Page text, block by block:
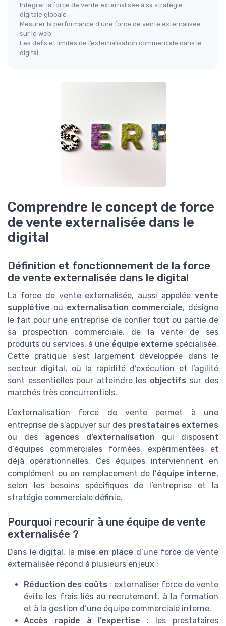
Intégrer la force de vente externalisée à sa stratégie
digitale globale
Mesurer la performance d’une force de vente externalisée
sur le web
Les défis et limites de l’externalisation commerciale dans le
digital
Comprendre le concept de force
de vente externalisée dans le
digital
Définition et fonctionnement de la force
de vente externalisée dans le digital
La force de vente externalisée, aussi appelée vente
supplétive ou externalisation commerciale, désigne
le fait pour une entreprise de confier tout ou partie de
sa prospection commerciale, de la vente de ses
produits ou services, à une équipe externe spécialisée.
Cette pratique s’est largement développée dans le
secteur digital, où la rapidité d’exécution et l’agilité
sont essentielles pour atteindre les objectifs sur des
marchés très concurrentiels.
L’externalisation force de vente permet à une
entreprise de s’appuyer sur des prestataires externes
ou des agences d’externalisation qui disposent
d’équipes commerciales formées, expérimentées et
déjà opérationnelles. Ces équipes interviennent en
complément ou en remplacement de l’équipe interne,
selon les besoins spécifiques de l’entreprise et la
stratégie commerciale définie.
Pourquoi recourir à une équipe de vente
externalisée ?
Dans le digital, la mise en place d’une force de vente
externalisée répond à plusieurs enjeux :
Réduction des coûts : externaliser force de vente
évite les frais liés au recrutement, à la formation
et à la gestion d’une équipe commerciale interne.
Accès rapide à l’expertise : les prestataires